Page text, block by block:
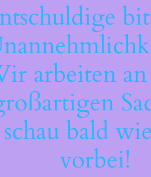
arbeiten
schau bald
vorbei!